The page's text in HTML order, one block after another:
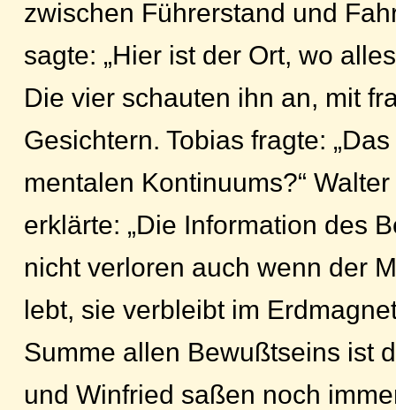
zwischen Führerstand und
sagte: „Hier ist der Ort, wo
Die vier schauten ihn an, mit
Gesichtern. Tobias fragte:
mentalen Kontinuums?“
erklärte: „Die Information des
nicht verloren auch wenn der
lebt, sie verbleibt im
Summe allen Bewußtseins ist
und Winfried saßen noch